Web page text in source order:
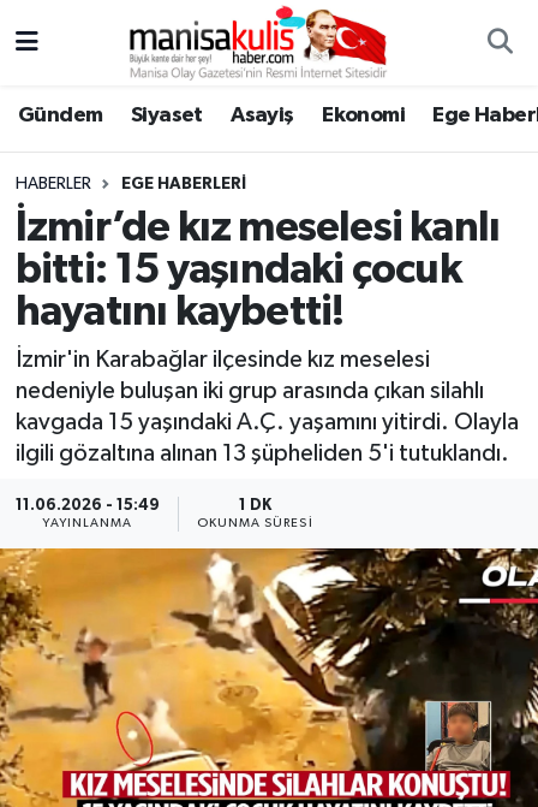
Gündem Siyaset Asayiş Ekonomi Ege
HABERLER EGE HABERLERI
İzmir’de kız meselesi kanlı
bitti: 15 yaşındaki çocuk
hayatını kaybetti!
İzmir'in Karabağlar ilçesinde kız meselesi
nedeniyle buluşan iki grup arasında çıkan silahlı
kavgada 15 yaşındaki A.Ç. yaşamını yitirdi. Olayla
ilgili gözaltına alınan 13 şüpheliden 5'i tutuklandı.
11.06.2026 - 15:49
YAYINLANMA
1 DK
OKUNMA SÜRESI
Ege Haberleri
Ekonomi
Genel
Gündem
Resmi İlan
Siyaset
Spor
Yaşam
Yunusemre Hava Durumu
Yunusemre Trafik Yoğunluk Haritası
Süper Lig Puan Durumu ve Fikstür
Tüm Manşetler
Son Dakika Haberleri
Haber Arşivi